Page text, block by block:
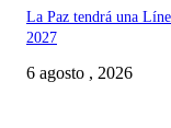
La Paz tendrá una
2027
6 agosto , 2026